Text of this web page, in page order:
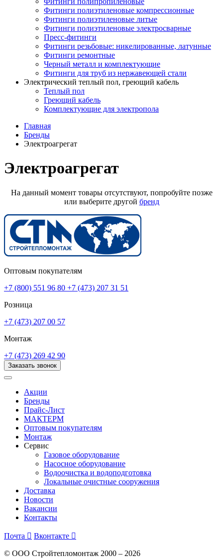
Фитинги полиэтиленовые компрессионные
Фитинги полиэтиленовые литые
Фитинги полиэтиленовые электросварные
Пресс-фитинги
Фитинги резьбовые: никелированные, латунные
Фитинги ремонтные
Черный металл и комплектующие
Фитинги для труб из нержавеющей стали
Электрический теплый пол, греющий кабель
Теплый пол
Греющий кабель
Комплектующие для электропола
Главная
Бренды
Электроагрегат
Электроагрегат
На данный момент товары отсутствуют, попробуйте позже
или выберите другой бренд
Оптовым покупателям
+7 (800) 551 96 80 +7 (473) 207 31 51
Розница
+7 (473) 207 00 57
Монтаж
+7 (473) 269 42 90
Заказать звонок
Акции
Бренды
Прайс-Лист
МАКТЕРМ
Оптовым покупателям
Монтаж
Сервис
Газовое оборудование
Насосное оборудование
Водоочистка и водоподготовка
Локальные очистные сооружения
Доставка
Новости
Вакансии
Контакты
Почта  Вконтакте 
© ООО Стройтепломонтаж 2000 – 2026